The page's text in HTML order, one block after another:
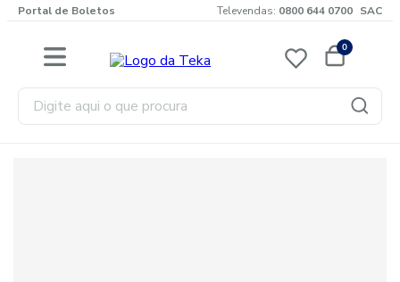
Portal de Boletos Televendas: 0800 644 0700 SAC
0
Digite aqui o que procura